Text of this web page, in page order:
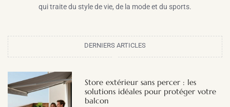
qui traite du style de vie, de la mode et du sports.
DERNIERS ARTICLES
Store extérieur sans percer : les
solutions idéales pour protéger votre
balcon